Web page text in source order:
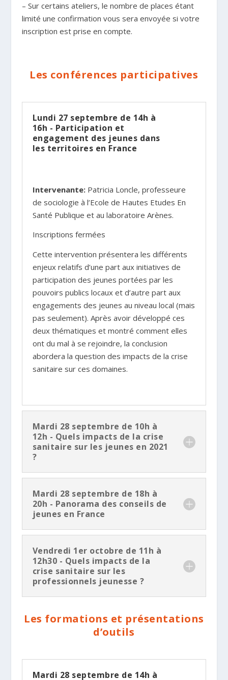
– Sur certains ateliers, le nombre de places étant
limité une confirmation vous sera envoyée si votre
inscription est prise en compte.
Les conférences participatives
Lundi 27 septembre de 14h à
16h - Participation et
engagement des jeunes dans
les territoires en France
Intervenante:Patricia Loncle, professeure
de sociologie à l’Ecole de Hautes Etudes En
Santé Publique et au laboratoire Arènes.
Inscriptions fermées
Cette intervention présentera les différents
enjeux relatifs d’une part aux initiatives de
participation des jeunes portées par les
pouvoirs publics locaux et d’autre part aux
engagements des jeunes au niveau local (mais
pas seulement). Après avoir développé ces
deux thématiques et montré comment elles
ont du mal à se rejoindre, la conclusion
abordera la question des impacts de la crise
sanitaire sur ces domaines.
Mardi 28 septembre de 10h à
12h - Quels impacts de la crise
sanitaire sur les jeunes en 2021
?
Mardi 28 septembre de 18h à
20h - Panorama des conseils de
jeunes en France
Vendredi 1er octobre de 11h à
12h30 - Quels impacts de la
crise sanitaire sur les
professionnels jeunesse ?
Les formations et présentations
d’outils
Mardi 28 septembre de 14h à